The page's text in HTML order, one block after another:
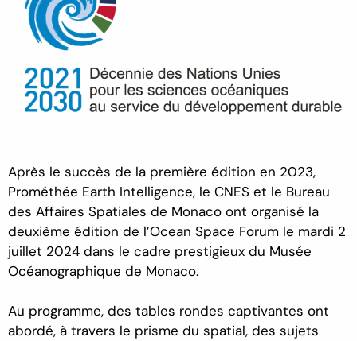
Après le succès de la première édition en 2023,
Prométhée Earth Intelligence, le CNES et le Bureau
des Affaires Spatiales de Monaco ont organisé la
deuxième édition de l’Ocean Space Forum le mardi 2
juillet 2024 dans le cadre prestigieux du Musée
Océanographique de Monaco.
Au programme, des tables rondes captivantes ont
abordé, à travers le prisme du spatial, des sujets